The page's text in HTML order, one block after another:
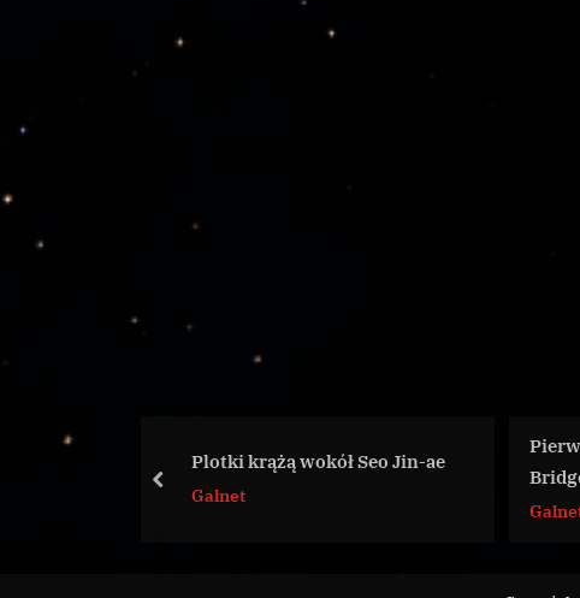
krążą wokół Seo Jin-ae
Pierwszy etap budowy Colonia
Bridge oddany do użytku
prev